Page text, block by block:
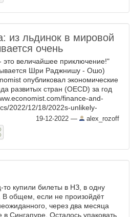
из льдинок в мировой
очень
величайшее приключение!"
Шри Раджнишу - Ошо)
опубликовал экономические
развитых стран (OECD) за год
finance-and-
2022/12/18/2022s-unlikely-
winners Пояснения по столбцам:
рост ...
19-12-2022 — alex_rozoff
то купили билеты в НЗ, в одну
В общем, если не произойдёт
через два месяца
в Сингапуре. Осталось упаковать